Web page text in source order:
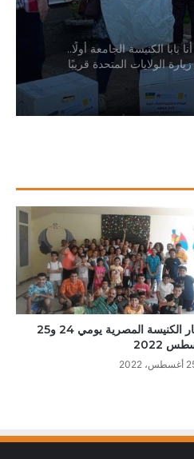
أنا بابا الكنيسة الجامعة أولًا..
الولايات المتحدة قريبًا
يصدر القانون الأساسي الجديد
كل أداة تكنولوجية في خدمة
أكبر مهرجان كاثوليكي في
حياة بلا مسيح هي حياة بلا
إلى العودة للتفاوض من أجل حلّ
في الأرض المقدسة
أخبار الكنيسة المصرية يومي 24 و25
2022
2022